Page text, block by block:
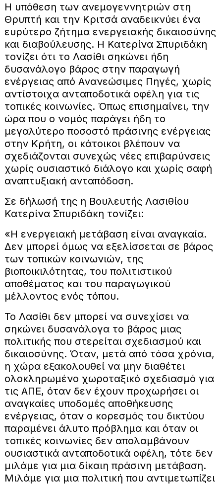
Η υπόθεση των ανεμογεννητριών στη
Θρυπτή και την Κριτσά αναδεικνύει ένα
ευρύτερο ζήτημα ενεργειακής δικαιοσύνης
και διαβούλευσης. Η Κατερίνα Σπυριδάκη
τονίζει ότι το Λασίθι σηκώνει ήδη
δυσανάλογο βάρος στην παραγωγή
ενέργειας από Ανανεώσιμες Πηγές, χωρίς
αντίστοιχα ανταποδοτικά οφέλη για τις
τοπικές κοινωνίες. Όπως επισημαίνει, την
ώρα που ο νομός παράγει ήδη το
μεγαλύτερο ποσοστό πράσινης ενέργειας
στην Κρήτη, οι κάτοικοι βλέπουν να
σχεδιάζονται συνεχώς νέες επιβαρύνσεις
χωρίς ουσιαστικό διάλογο και χωρίς σαφή
αναπτυξιακή ανταπόδοση.
Σε δήλωσή της η Βουλευτής Λασιθίου
Κατερίνα Σπυριδάκη τονίζει:
«Η ενεργειακή μετάβαση είναι αναγκαία.
Δεν μπορεί όμως να εξελίσσεται σε βάρος
των τοπικών κοινωνιών, της
βιοποικιλότητας, του πολιτιστικού
αποθέματος και του παραγωγικού
μέλλοντος ενός τόπου.
Το Λασίθι δεν μπορεί να συνεχίσει να
σηκώνει δυσανάλογα το βάρος μιας
πολιτικής που στερείται σχεδιασμού και
δικαιοσύνης. Όταν, μετά από τόσα χρόνια,
η χώρα εξακολουθεί να μην διαθέτει
ολοκληρωμένο χωροταξικό σχεδιασμό για
τις ΑΠΕ, όταν δεν έχουν προχωρήσει οι
αναγκαίες υποδομές αποθήκευσης
ενέργειας, όταν ο κορεσμός του δικτύου
παραμένει άλυτο πρόβλημα και όταν οι
τοπικές κοινωνίες δεν απολαμβάνουν
ουσιαστικά ανταποδοτικά οφέλη, τότε δεν
μιλάμε για μια δίκαιη πράσινη μετάβαση.
Μιλάμε για μια πολιτική που αντιμετωπίζει